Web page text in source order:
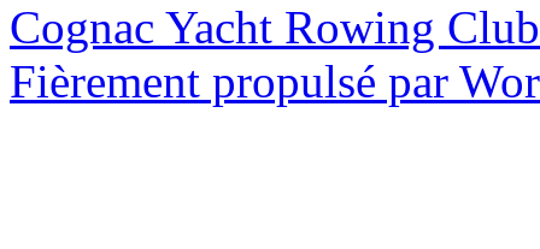
Cognac Yacht Rowing Club
Fièrement propulsé par